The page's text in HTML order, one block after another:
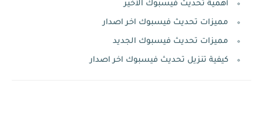
أهمية تحديث فيسبوك الأخير
مميزات تحديث فيسبوك اخر اصدار
مميزات تحديث فيسبوك الجديد
كيفية تنزيل تحديث فيسبوك اخر اصدار